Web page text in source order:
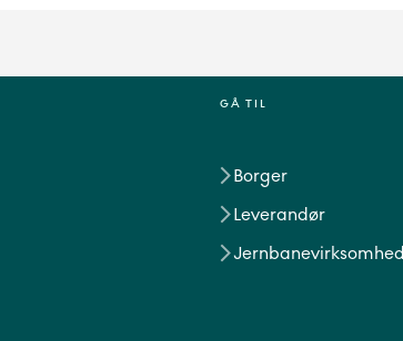
GÅ TIL
Borger
Leverandør
Jernbanevirksomhed